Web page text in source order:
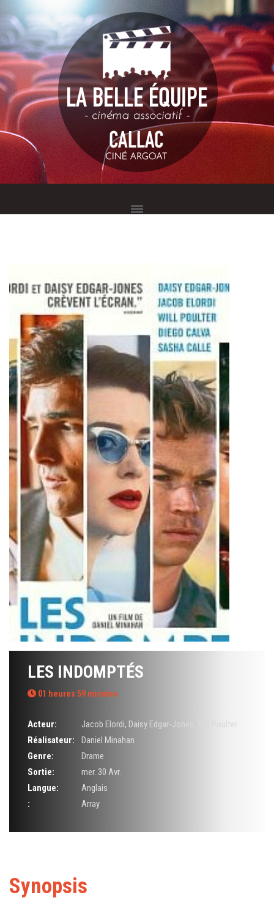
LES INDOMPTÉS
01 heures 59 minutes
Acteur: Jacob Elordi, Daisy Edgar-Jones
Will Poulter
Réalisateur:
Daniel Minahan
Genre:
Drame
Sortie:
mer. 30 Avr.
Langue:
Anglais
:
Array
Synopsis